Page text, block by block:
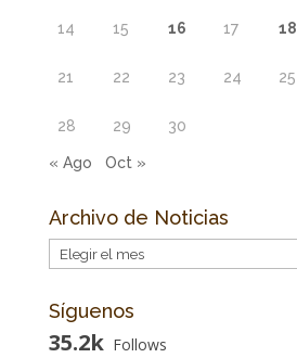
14 15 16 17 18
21 22 23 24 25
28 29 30
« Ago Oct »
Archivo de Noticias
Archivo
de
Noticias
Síguenos
35.2k Follows